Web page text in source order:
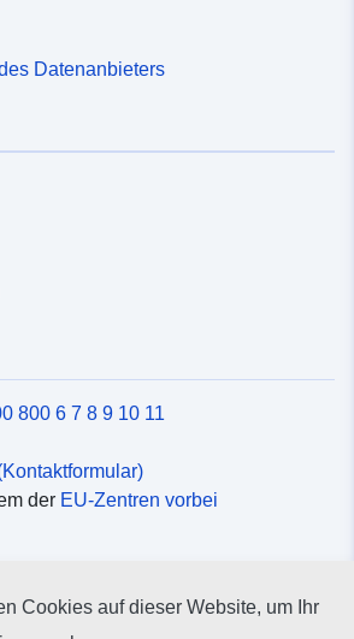
Datenanbieters
800 6 7 8 9 10 11
der EU-Zentren vorbei
Cookies auf dieser Website, um Ihr